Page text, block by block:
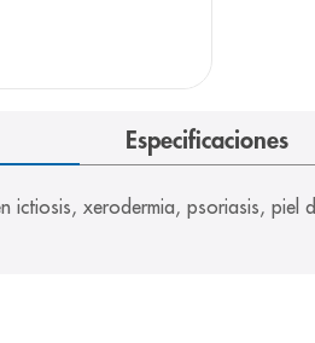
Especificaciones
ictiosis, xerodermia, psoriasis,